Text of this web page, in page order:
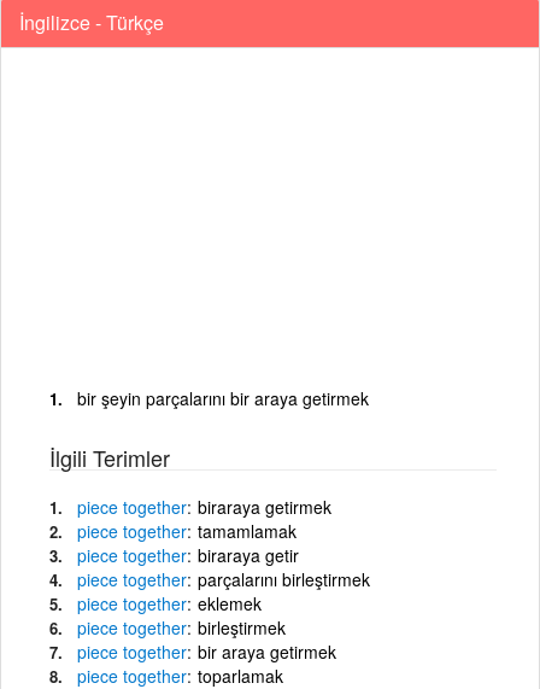
İngilizce - Türkçe
bir şeyin parçalarını bir araya getirmek
İlgili Terimler
piece together biraraya getirmek
piece together tamamlamak
piece together biraraya getir
piece together parçalarını birleştirmek
piece together eklemek
piece together birleştirmek
piece together bir araya getirmek
piece together toparlamak